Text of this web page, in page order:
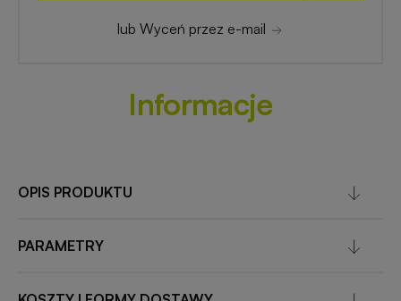
lub Wyceń przez e-mail
Informacje
OPIS PRODUKTU
PARAMETRY